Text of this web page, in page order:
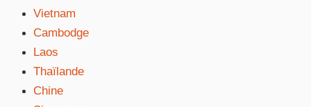
Vietnam
Cambodge
Laos
Thaïlande
Chine